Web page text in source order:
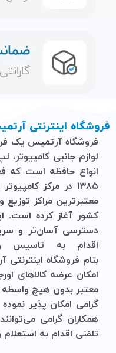
فروشگاه اینترنتی
فروشگاه آرتمیس یک
لوازم جانبی
انواع حافظه است که
۱۳۸۵ در مرکز
معتبرترین مراکز
کشور آغاز کرده است.
دسترسی آسان‌تر و
اقدام به
بنام فروشگاه اینترنتی
امکان عرضه کالاهای
معتبر بدون هیچ واسطه
گرامی امکان پذیر
همکاران گرامی
تلفنی اقدام به استعلام